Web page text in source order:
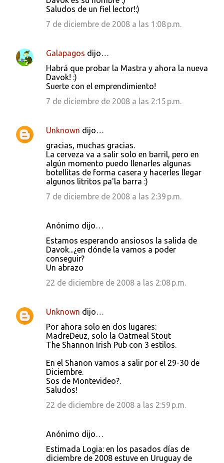
Saludos de un fiel lector!:)
7 de diciembre de 2008 a las 1:08 p.m.
Galapagos dijo…
Habrá que probar la Mastra y ahora la nueva
Davok! :)
Suerte con el emprendimiento!
7 de diciembre de 2008 a las 2:15 p.m.
Unknown dijo…
gracias, muchas gracias.
La cerveza va a salir solo en barril, pero en
algún momento puedo llenarles algunas
botellitas de forma casera y hacerles llegar
algunos litritos pa'la barra :)
7 de diciembre de 2008 a las 2:39 p.m.
Anónimo dijo…
Estamos esperando ansiosos la salida de
Davok...¿en dónde la vamos a poder
conseguir?
Un abrazo
22 de diciembre de 2008 a las 2:08 p.m.
Unknown dijo…
Por ahora solo en dos lugares:
MadreDeuz, solo la Oatmeal Stout
The Shannon Irish Pub con 3 estilos.
En el Shanon vamos a salir por el 29-30 de
Diciembre.
Sos de Montevideo?.
Saludos!
22 de diciembre de 2008 a las 2:59 p.m.
Anónimo dijo…
Estimada Logia: en los pasados días de
diciembre de 2008 estuve en Uruguay de